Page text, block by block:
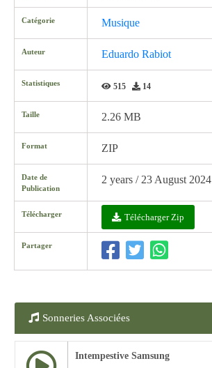
Catégorie Musique
Auteur Eduardo Rabiot
Statistiques 515 14
Taille 2.26 MB
Format ZIP
Date de
Publication
2 years / 23 August 2024
Télécharger Télécharger Zip
Partager
Sonneries Associées
Intempestive Samsung